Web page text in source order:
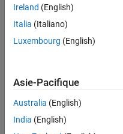
recherche
ou
afficher
l’ensemble
d'emploi.
malgré
tout
Ireland (English)
Italia (Italiano)
Luxembourg (English)
Asie-Pacifique
Australia (English)
India (English)